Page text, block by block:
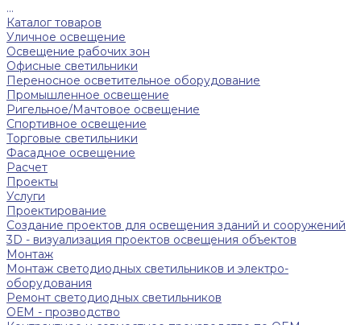
...
Каталог товаров
Уличное освещение
Освещение рабочих зон
Офисные светильники
Переносное осветительное оборудование
Промышленное освещение
Ригельное/Мачтовое освещение
Спортивное освещение
Торговые светильники
Фасадное освещение
Расчет
Проекты
Услуги
Проектирование
Создание проектов для освещения зданий и сооружений
3D - визуализация проектов освещения объектов
Монтаж
Монтаж светодиодных светильников и электро-
оборудования
Ремонт светодиодных светильников
ОЕМ - прозводство